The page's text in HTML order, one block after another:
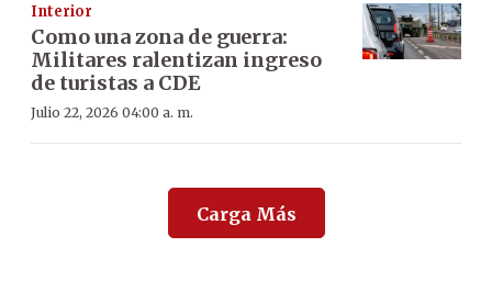
Interior
Como una zona de guerra:
Militares ralentizan ingreso
de turistas a CDE
Julio 22, 2026 04:00 a. m.
Carga Más